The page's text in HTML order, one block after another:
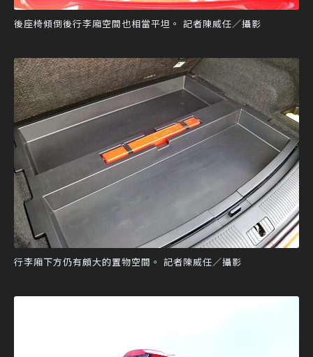
後座椅傾倒後行李廂空間也相當平坦。 記者陳威任／攝影
行李廂下方仍有頗大的置物空間。 記者陳威任／攝影